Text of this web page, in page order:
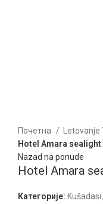
Почетна
Letovanje
Hotel Amara sealight
Nazad na ponude
Hotel Amara
Категорије: Kušadasi,